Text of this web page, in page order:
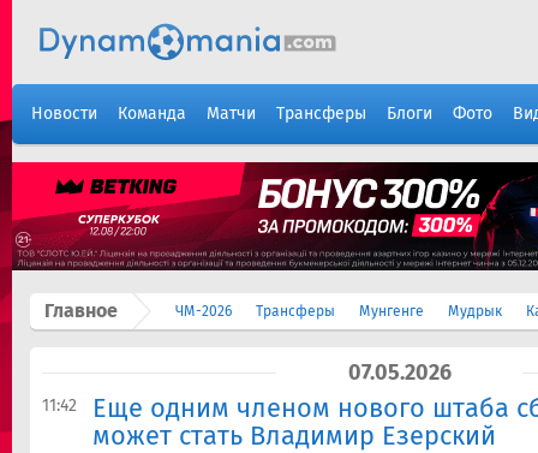
Новости Команда Матчи Трансферы Блоги Фото
Главное ЧМ-2026 Трансферы Мунгенге Мудрык
07.05.2026
11:42
Еще одним членом нового штаба
может стать Владимир Езерский